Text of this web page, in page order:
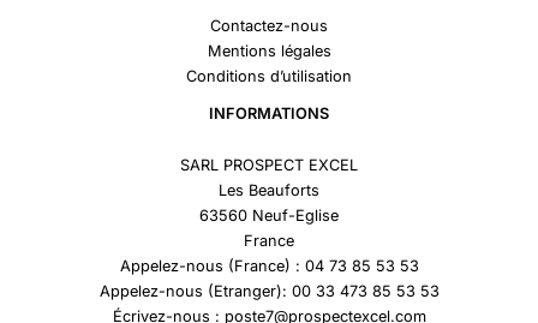
Contactez-nous
Mentions légales
Conditions d’utilisation
INFORMATIONS
SARL PROSPECT EXCEL
Les Beauforts
63560 Neuf-Eglise
France
Appelez-nous (France) : 04 73 85 53 53
Appelez-nous (Etranger): 00 33 473 85 53 53
Écrivez-nous : poste7@prospectexcel.com